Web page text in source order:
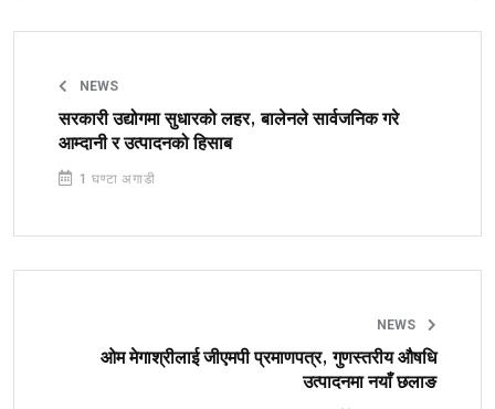
NEWS
सरकारी उद्योगमा सुधारको लहर, बालेनले सार्वजनिक गरे
आम्दानी र उत्पादनको हिसाब
1 घण्टा अगाडी
NEWS
ओम मेगाश्रीलाई जीएमपी प्रमाणपत्र, गुणस्तरीय औषधि
उत्पादनमा नयाँ छलाङ